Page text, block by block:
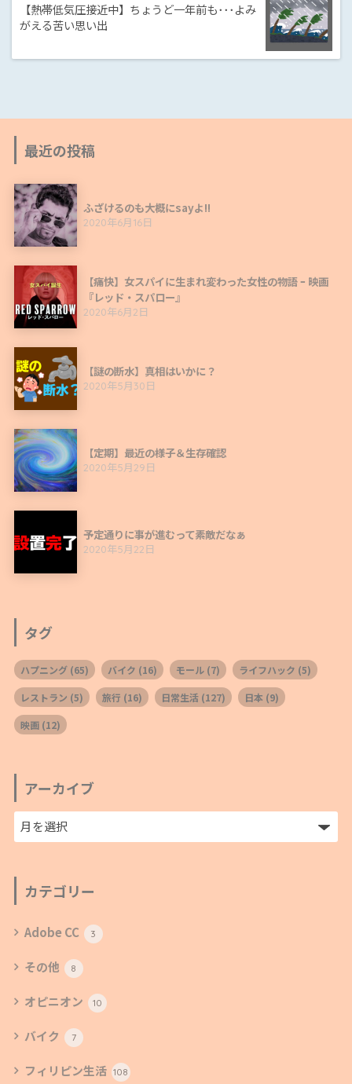
【熱帯低気圧接近中】ちょうど一年前も･･･よみ
がえる苦い思い出
最近の投稿
ふざけるのも大概にsayよ!!
2020年6月16日
【痛快】女スパイに生まれ変わった女性の物語 ｰ 映画
『レッド・スパロー』
2020年6月2日
【謎の断水】真相はいかに？
2020年5月30日
【定期】最近の様子＆生存確認
2020年5月29日
予定通りに事が進むって素敵だなぁ
2020年5月22日
タグ
ハプニング(65) バイク (16) モール(7) ライフハック (5)
レストラン (5) 旅行 (16) 日常生活(127) 日本 (9)
映画(12)
アーカイブ
カテゴリー
Adobe CC 3
その他 8
オピニオン 10
バイク 7
フィリピン生活 108